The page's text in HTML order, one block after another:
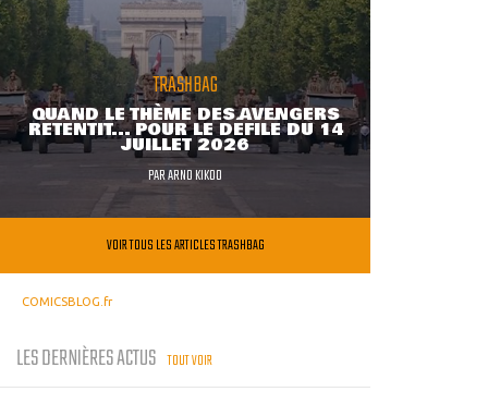
TRASHBAG
QUAND LE THÈME DES AVENGERS
RETENTIT... POUR LE DÉFILÉ DU 14
JUILLET 2026
PARARNO KIKOO
VOIR TOUS LES ARTICLES TRASHBAG
COMICSBLOG.fr
LES DERNIÈRES ACTUS TOUT VOIR